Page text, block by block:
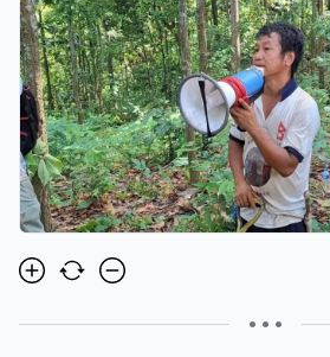
• • •